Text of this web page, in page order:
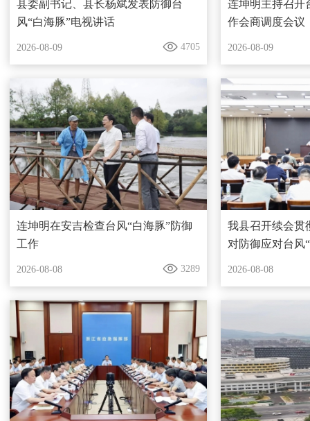
县委副书记、县长杨斌发表防御台
风“白海豚”电视讲话
2026-08-09 4705
连坤明主持召开
作会商调度会议
2026-08-09
连坤明在安吉检查台风“白海豚”防御
工作
2026-08-08 3289
我县召开续会贯
对防御应对台风
2026-08-08